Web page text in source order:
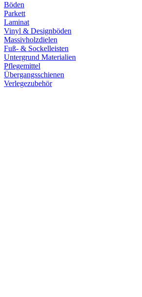
Böden
Parkett
Laminat
Vinyl & Designböden
Massivholzdielen
Fuß- & Sockelleisten
Untergrund Materialien
Pflegemittel
Übergangsschienen
Verlegezubehör